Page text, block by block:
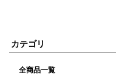
カテゴリ
全商品一覧